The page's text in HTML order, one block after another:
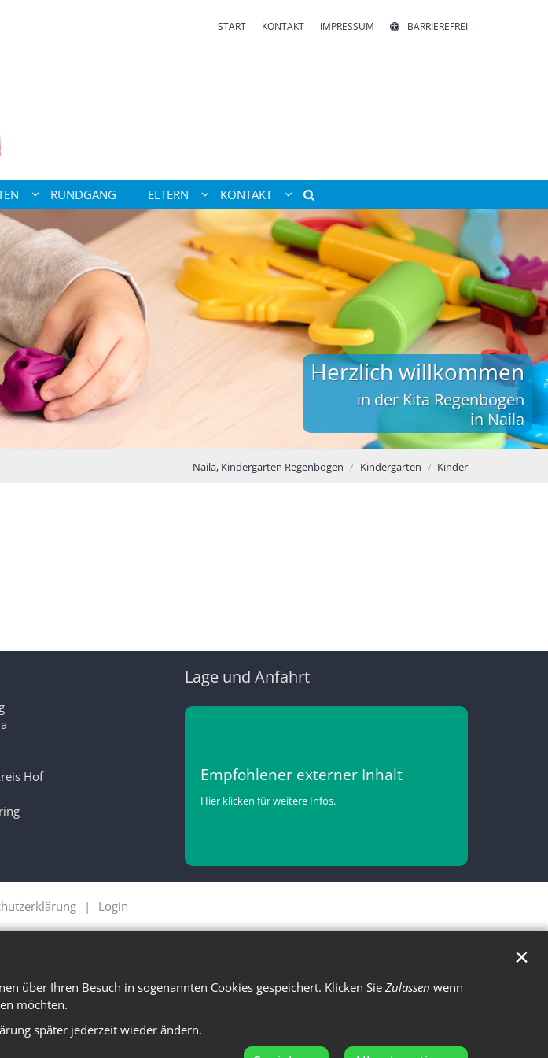
über Ihren Besuch in sogenannten Cookies gespeichert. Klicken Sie Zulassen wenn
möchten.
später jederzeit wieder ändern.
✕
START KONTAKT IMPRESSUM BARRIEREFREI
RUNDGANG ELTERN KONTAKT
Herzlich willkommen
in der Kita Regenbogen
in Naila
Naila, Kindergarten Regenbogen Kindergarten Kinder
Hof
Lage und Anfahrt
Empfohlener externer Inhalt
Hier klicken für weitere Infos.
Login